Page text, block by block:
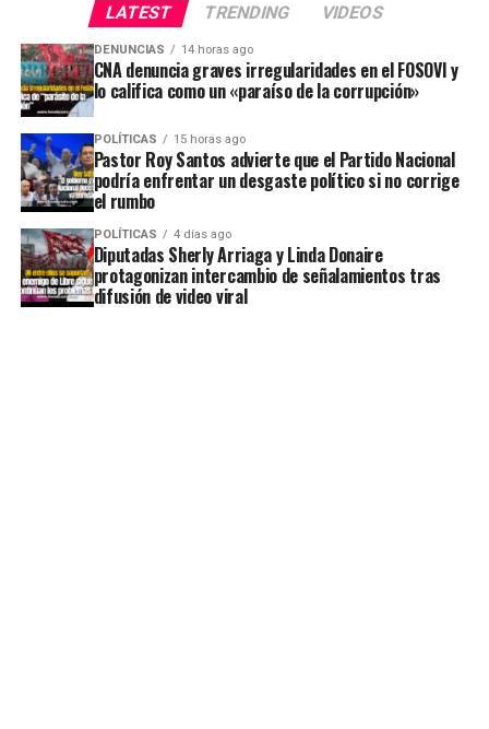
LATEST TRENDING VIDEOS
DENUNCIAS 14 horas ago
CNA denuncia graves irregularidades en el FOSOVI y
lo califica como un «paraíso de la corrupción»
POLÍTICAS 15 horas ago
Pastor Roy Santos advierte que el Partido Nacional
podría enfrentar un desgaste político si no corrige
el rumbo
POLÍTICAS 4 días ago
Diputadas Sherly Arriaga y Linda Donaire
protagonizan intercambio de señalamientos tras
difusión de video viral